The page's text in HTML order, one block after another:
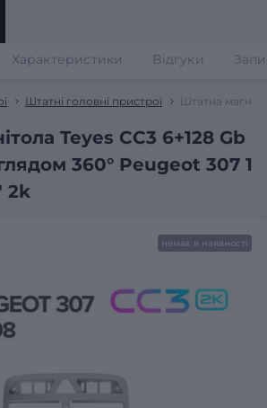
Штатні головні пристрої Штатна
Teyes CC3 6+128 Gb
360° Peugeot 307 1
2k
Характеристики Відгуки
немає в наявності